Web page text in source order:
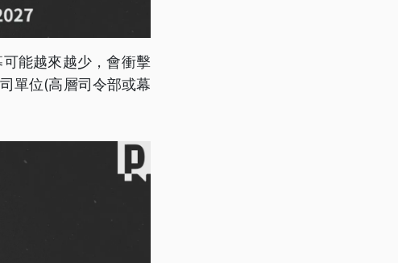
能越來越少，會衝擊
單位(高層司令部或幕